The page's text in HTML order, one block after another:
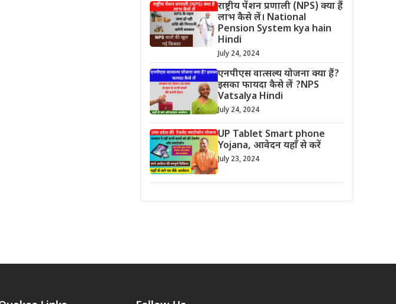
राष्ट्रीय पेंशन प्रणाली (NPS) क्या हैं
लाभ कैसे लें। National
Pension System kya hain
Hindi
July 24, 2024
एनपीएस वात्सल्य योजना क्या हैं?
इसका फायदा कैसे लें ?NPS
Vatsalya Hindi
July 24, 2024
UP Tablet Smart phone
Yojana, आवेदन यहाँ से करें
July 23, 2024